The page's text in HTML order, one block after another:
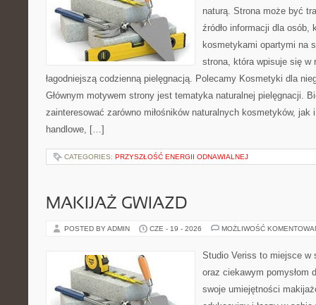
naturą. Strona może być
źródło informacji dla osób,
kosmetykami opartymi na
strona, która wpisuje się w
łagodniejszą codzienną pielęgnacją. Polecamy Kosmetyki dla
Głównym motywem strony jest tematyka naturalnej pielęgnacji.
zainteresować zarówno miłośników naturalnych kosmetyków, jak
handlowe, […]
CATEGORIES: PRZYSZŁOŚĆ ENERGII ODNAWIALNEJ
MAKIJAŻ GWIAZD
POSTED BY ADMIN CZE - 19 - 2026 MOŻLIWOŚĆ
Studio Veriss to miejsce w
oraz ciekawym pomysłom
swoje umiejętności